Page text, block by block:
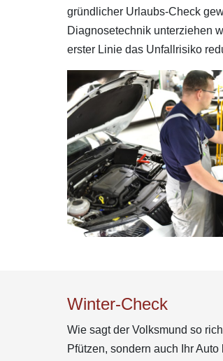
gründlicher Urlaubs-Check
Diagnosetechnik unterziehen
erster Linie das Unfallrisiko
Winter-Check
Wie sagt der Volksmund so
Pfützen, sondern auch Ihr